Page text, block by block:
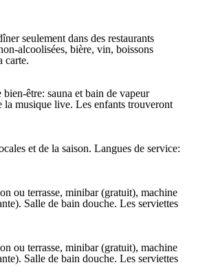
seulement dans des restaurants
alcoolisées, bière, vin, boissons
carte.
être: sauna et bain de vapeur
la musique live. Les enfants trouveront
et de la saison. Langues de service:
ou terrasse, minibar (gratuit), machine
Salle de bain douche. Les serviettes
ou terrasse, minibar (gratuit), machine
Salle de bain douche. Les serviettes